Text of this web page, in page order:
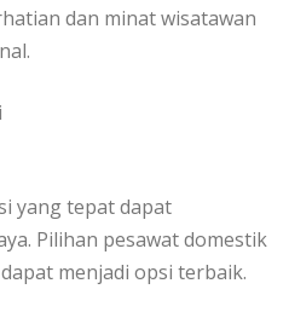
dan minat wisatawan
yang tepat dapat
Pilihan pesawat domestik
menjadi opsi terbaik.